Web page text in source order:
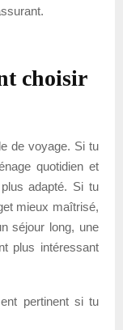
choisir
de voyage. Si tu
quotidien et
adapté. Si tu
mieux maîtrisé,
séjour long, une
plus intéressant
pertinent si tu